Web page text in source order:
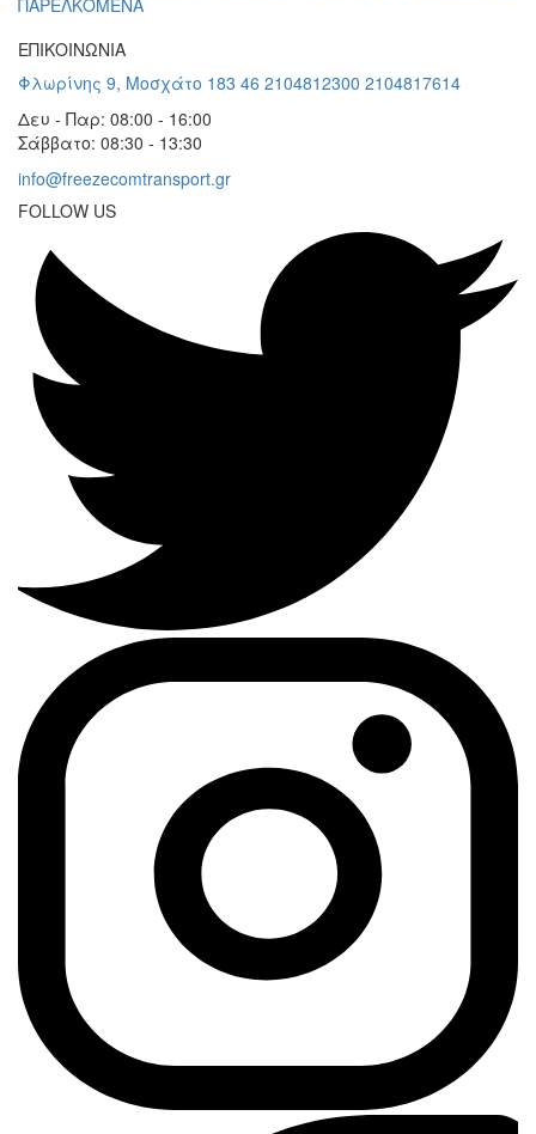
ΠΑΡΕΛΚΟΜΕΝΑ
ΕΠΙΚΟΙΝΩΝΙΑ
Φλωρίνης 9, Μοσχάτο 183 46 2104812300 2104817614
Δευ - Παρ: 08:00 - 16:00
Σάββατο: 08:30 - 13:30
info@freezecomtransport.gr
FOLLOW US